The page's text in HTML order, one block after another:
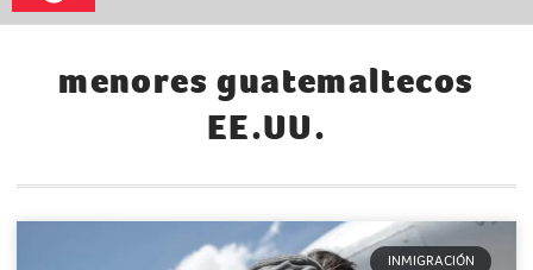
menores guatemaltecos
EE.UU.
INMIGRACIÓN